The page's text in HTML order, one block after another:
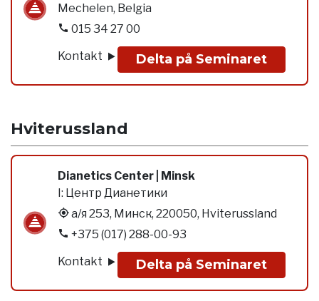
Mechelen, Belgia
015 34 27 00
Kontakt
Delta på Seminaret
Hviterussland
Dianetics Center | Minsk
I: Центр Дианетики
а/я 253, Минск, 220050, Hviterussland
+375 (017) 288-00-93
Kontakt
Delta på Seminaret